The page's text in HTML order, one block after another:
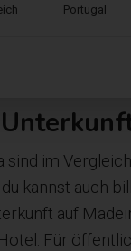
Portugal
sind im
kannst auch
auf
Für